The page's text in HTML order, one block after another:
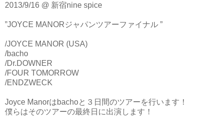
2013/9/16 @ 新宿nine spice
”JOYCE MANORジャパンツアーファイナル ”
/JOYCE MANOR (USA)
/bacho
/Dr.DOWNER
/FOUR TOMORROW
/ENDZWECK
Joyce Manorはbachoと３日間のツアーを行います！
僕らはそのツアーの最終日に出演します！